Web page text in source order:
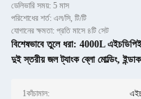
ডেলিভারি সময়: 5 মাস
পরিশোধের শর্ত: এল/সি, টি/টি
যোগানের ক্ষমতা: প্রতি মাসে ৪টি সেট
বিশেষভাবে তুলে ধরা: 4000L এইচডিপিই
দুই স্তরীয় জল ট্যাংক ব্লো মোল্ডিং,
1কাঁচামাল: